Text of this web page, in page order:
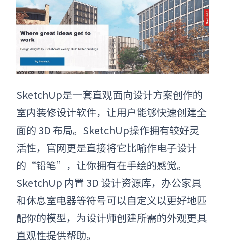
SketchUp是一套直观面向设计方案创作的
室内装修设计软件，让用户能够快速创建全
面的 3D 布局。 SketchUp操作拥有较好灵
活性，官网更是直接将它比喻作电子设计
的“铅笔”，让你拥有在手绘的感觉。
SketchUp 内置 3D 设计资源库，办公家具
和休息室电器等符号可以自定义以更好地匹
配你的模型，为设计师创建所需的外观更具
直观性提供帮助。